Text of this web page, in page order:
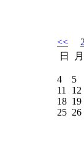
<<
日
月
4
5
11
12
18 19
25 26